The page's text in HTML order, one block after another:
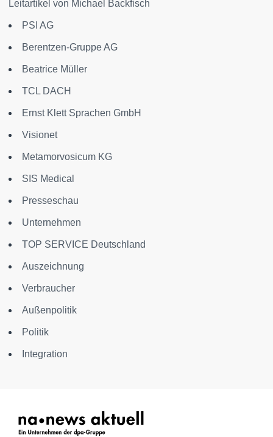
Leitartikel von Michael Backfisch
PSI AG
Berentzen-Gruppe AG
Beatrice Müller
TCL DACH
Ernst Klett Sprachen GmbH
Visionet
Metamorvosicum KG
SIS Medical
Presseschau
Unternehmen
TOP SERVICE Deutschland
Auszeichnung
Verbraucher
Außenpolitik
Politik
Integration